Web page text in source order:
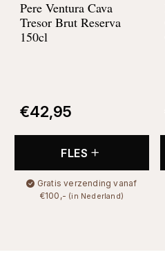
Pere Ventura Cava
Tresor Brut Reserva
150cl
€42,95
FLES
Gratis verzending vanaf
€100,- (in Nederland)